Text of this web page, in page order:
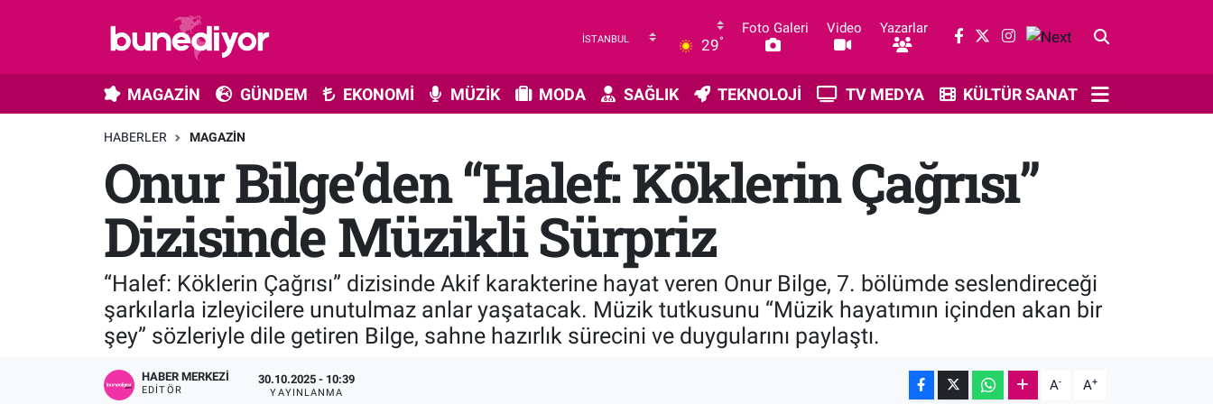
29°
Foto Galeri Video Yazarlar
MAGAZİN GÜNDEM EKONOMİ MÜZİK MODA SAĞLIK TEKNOLOJİ TV MEDYA KÜLTÜR SANAT
HABERLER MAGAZIN
Onur Bilge’den “Halef: Köklerin Çağrısı”
Dizisinde Müzikli Sürpriz
“Halef: Köklerin Çağrısı” dizisinde Akif karakterine hayat veren Onur Bilge, 7. bölümde seslendireceği
şarkılarla izleyicilere unutulmaz anlar yaşatacak. Müzik tutkusunu “Müzik hayatımın içinden akan bir
şey” sözleriyle dile getiren Bilge, sahne hazırlık sürecini ve duygularını paylaştı.
HABER MERKEZI
EDITÖR
30.10.2025 - 10:39
YAYINLANMA A- A+
Diziler
Kültür Sanat
Magazin
GÜNDEM
EKONOMİ
TEKNOLOJİ
TV MEDYA
Trafik Durumu
Süper Lig Puan Durumu ve Fikstür
Tüm Manşetler
Son Dakika Haberleri